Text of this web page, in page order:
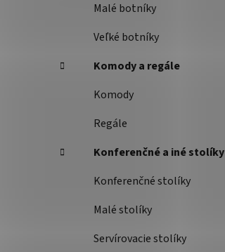
Malé botníky
Veľké botníky
Komody a regále
Komody
Regále
Konferenčné a iné stolíky
Konferenčné stolíky
Malé stolíky
Servírovacie stolíky